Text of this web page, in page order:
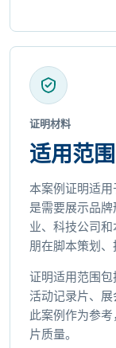
证明材料
适用范围
本案例证明适
是需要展示品
业、科技公司
朋在脚本策划、
证明适用范围包
活动记录片、
此案例作为参
片质量。